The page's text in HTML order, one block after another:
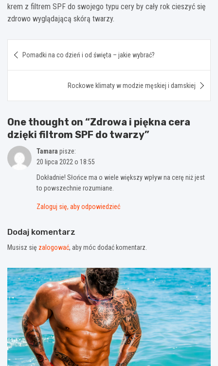
krem z filtrem SPF do swojego typu cery by cały rok cieszyć się
zdrowo wyglądającą skórą twarzy.
wpisu
Pomadki na co dzień i od święta – jakie wybrać?
Rockowe klimaty w modzie męskiej i damskiej
One thought on “Zdrowa i piękna cera
dzięki filtrom SPF do twarzy”
Tamara pisze:
20 lipca 2022 o 18:55
Dokładnie! Słońce ma o wiele większy wpływ na cerę niż jest
to powszechnie rozumiane.
Zaloguj się, aby odpowiedzieć
Dodaj komentarz
Musisz się zalogować, aby móc dodać komentarz.